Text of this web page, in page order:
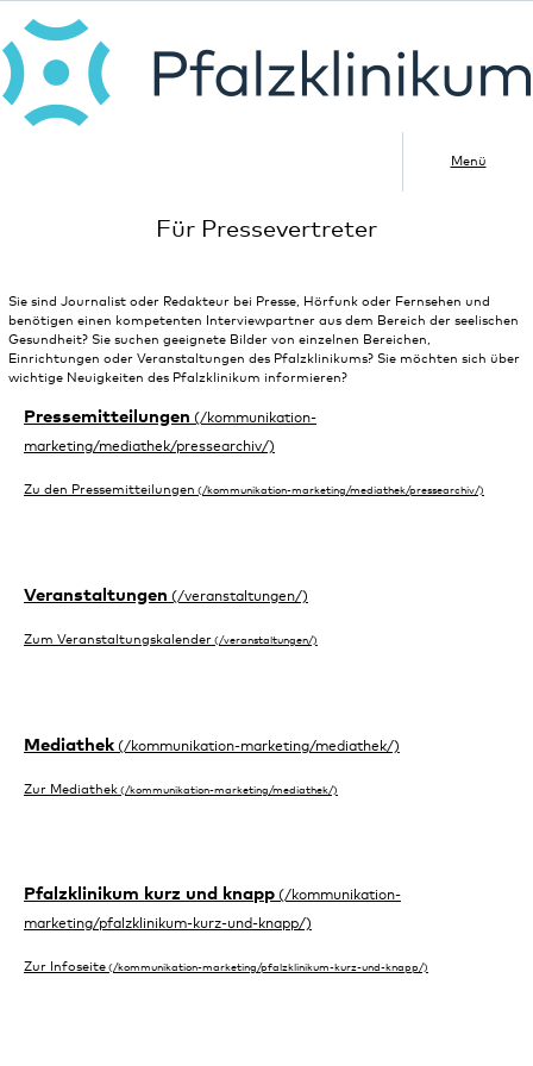
Menü
Für Pressevertreter
Sie sind Journalist oder Redakteur bei Presse, Hörfunk oder Fernsehen und
benötigen einen kompetenten Interviewpartner aus dem Bereich der seelischen
Gesundheit? Sie suchen geeignete Bilder von einzelnen Bereichen,
Einrichtungen oder Veranstaltungen des Pfalzklinikums? Sie möchten sich über
wichtige Neuigkeiten des Pfalzklinikum informieren?
Pressemitteilungen
Zu den Pressemitteilungen
Veranstaltungen
Zum Veranstaltungskalender
Mediathek
Zur Mediathek
Pfalzklinikum kurz und knapp
Zur Infoseite